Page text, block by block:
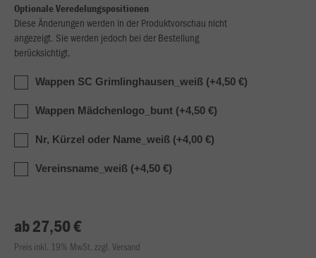
Optionale Veredelungspositionen
Diese Änderungen werden in der Produktvorschau nicht
angezeigt. Sie werden jedoch bei der Bestellung
berücksichtigt.
Wappen SC Grimlinghausen_weiß (+4,50 €)
Wappen Mädchenlogo_bunt (+4,50 €)
Nr, Kürzel oder Name_weiß (+4,00 €)
Vereinsname_weiß (+4,50 €)
ab 27,50 €
Preis inkl. 19% MwSt. zzgl. Versand